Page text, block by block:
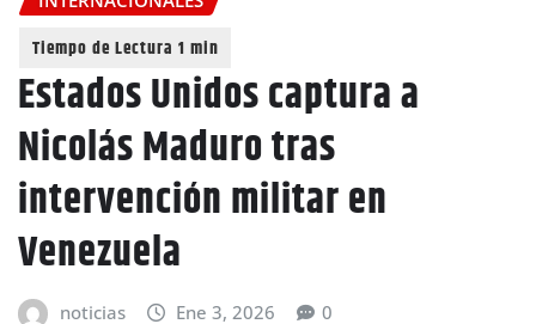
Estados Unidos captura a
Nicolás Maduro tras
intervención militar en
Venezuela
noticias Ene 3, 2026 0